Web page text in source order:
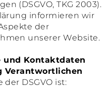
(DSGVO, TKG 2003).
informieren wir
der
unserer Website.
und Kontaktdaten
Verantwortlichen
DSGVO ist: